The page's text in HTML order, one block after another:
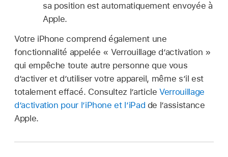
sa position est automatiquement envoyée à
Apple.
Votre iPhone comprend également une
fonctionnalité appelée « Verrouillage d’activation »
qui empêche toute autre personne que vous
d’activer et d’utiliser votre appareil, même s’il est
totalement effacé. Consultez l’articleVerrouillage
d’activation pour l’iPhone et l’iPad de l’assistance
Apple.